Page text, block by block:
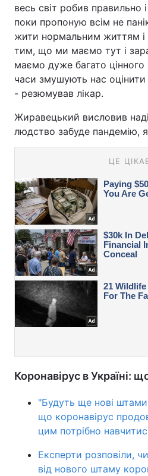
весь світ робив правильно
поки пропоную всім не
жити нормальним життям і
тим, що ми маємо тут і
маємо дуже багато цінного
часи змушують нас
- резюмував лікар.
Жиравецький висловив
людство забуде пандемію,
Коронавірус в Україні:
"Будуть ще нові
що коронавірус
цим потрібно
Експерти розповіли,
від нового штаму